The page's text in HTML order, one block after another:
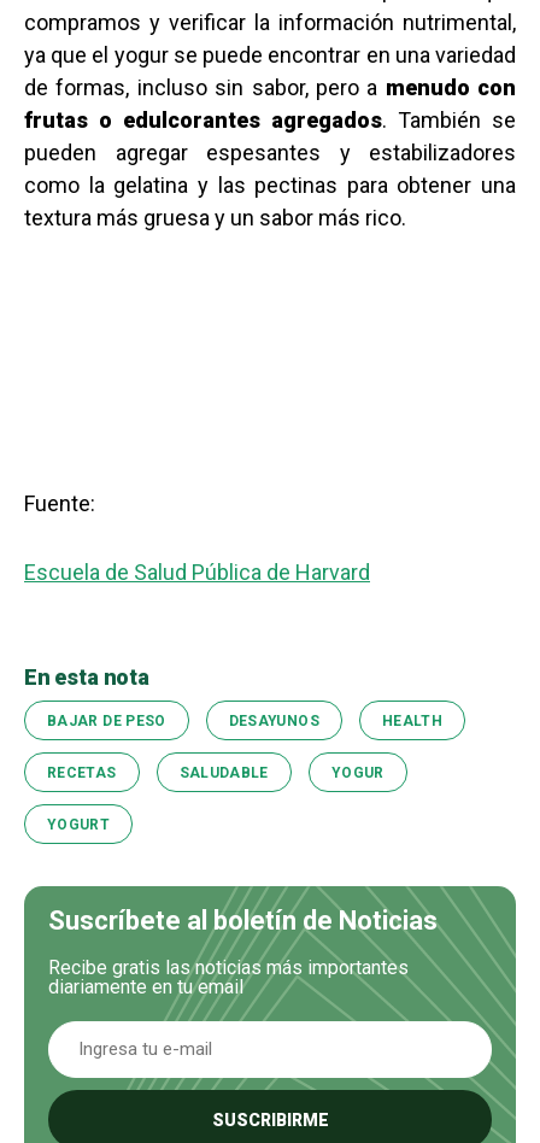
compramos y verificar la información nutrimental,
ya que el yogur se puede encontrar en una variedad
de formas, incluso sin sabor, pero a menudo con
frutas o edulcorantes agregados. También se
pueden agregar espesantes y estabilizadores
como la gelatina y las pectinas para obtener una
textura más gruesa y un sabor más rico.
Fuente:
Escuela de Salud Pública de Harvard
En esta nota
BAJAR DE PESO DESAYUNOS HEALTH
RECETAS SALUDABLE YOGUR
YOGURT
Suscríbete al boletín de Noticias
Recibe gratis las noticias más importantes
diariamente en tu email
SUSCRIBIRME